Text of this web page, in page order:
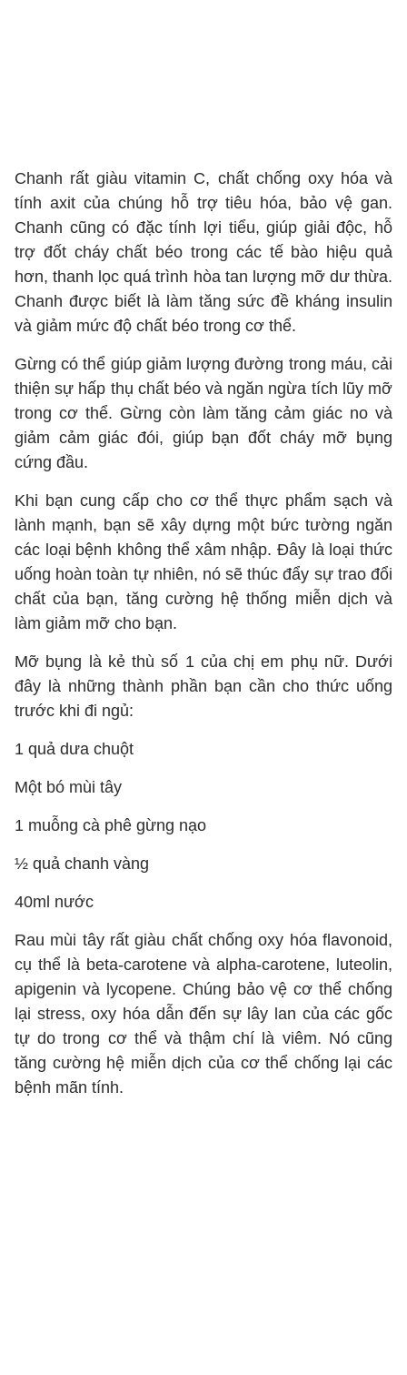
Chanh rất giàu vitamin C, chất chống oxy hóa và
tính axit của chúng hỗ trợ tiêu hóa, bảo vệ gan.
Chanh cũng có đặc tính lợi tiểu, giúp giải độc, hỗ
trợ đốt cháy chất béo trong các tế bào hiệu quả
hơn, thanh lọc quá trình hòa tan lượng mỡ dư thừa.
Chanh được biết là làm tăng sức đề kháng insulin
và giảm mức độ chất béo trong cơ thể.
Gừng có thể giúp giảm lượng đường trong máu, cải
thiện sự hấp thụ chất béo và ngăn ngừa tích lũy mỡ
trong cơ thể. Gừng còn làm tăng cảm giác no và
giảm cảm giác đói, giúp bạn đốt cháy mỡ bụng
cứng đầu.
Khi bạn cung cấp cho cơ thể thực phẩm sạch và
lành mạnh, bạn sẽ xây dựng một bức tường ngăn
các loại bệnh không thể xâm nhập. Đây là loại thức
uống hoàn toàn tự nhiên, nó sẽ thúc đẩy sự trao đổi
chất của bạn, tăng cường hệ thống miễn dịch và
làm giảm mỡ cho bạn.
Mỡ bụng là kẻ thù số 1 của chị em phụ nữ. Dưới
đây là những thành phần bạn cần cho thức uống
trước khi đi ngủ:
1 quả dưa chuột
Một bó mùi tây
1 muỗng cà phê gừng nạo
½ quả chanh vàng
40ml nước
Rau mùi tây rất giàu chất chống oxy hóa flavonoid,
cụ thể là beta-carotene và alpha-carotene, luteolin,
apigenin và lycopene. Chúng bảo vệ cơ thể chống
lại stress, oxy hóa dẫn đến sự lây lan của các gốc
tự do trong cơ thể và thậm chí là viêm. Nó cũng
tăng cường hệ miễn dịch của cơ thể chống lại các
bệnh mãn tính.